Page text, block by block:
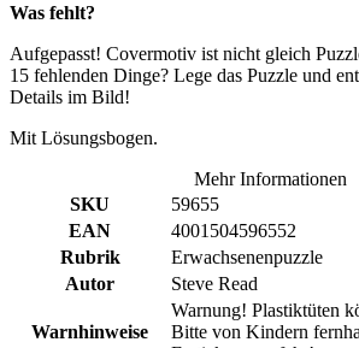
Was fehlt?
Aufgepasst! Covermotiv ist nicht gleich
15 fehlenden Dinge? Lege das Puzzle und
Details im Bild!
Mit Lösungsbogen.
Mehr Informationen
SKU
59655
EAN
4001504596552
Rubrik
Erwachsenenpuzzle
Autor
Steve Read
Warnhinweise
Warnung! Plastiktüten
Bitte von Kindern